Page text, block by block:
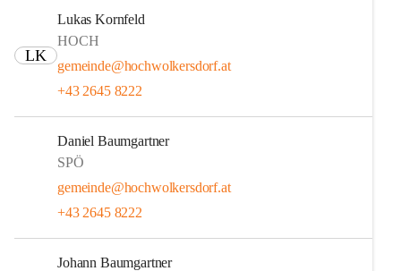
LK
Lukas Kornfeld
HOCH
gemeinde@hochwolkersdorf.at
+43 2645 8222
Daniel Baumgartner
SPÖ
gemeinde@hochwolkersdorf.at
+43 2645 8222
Johann Baumgartner